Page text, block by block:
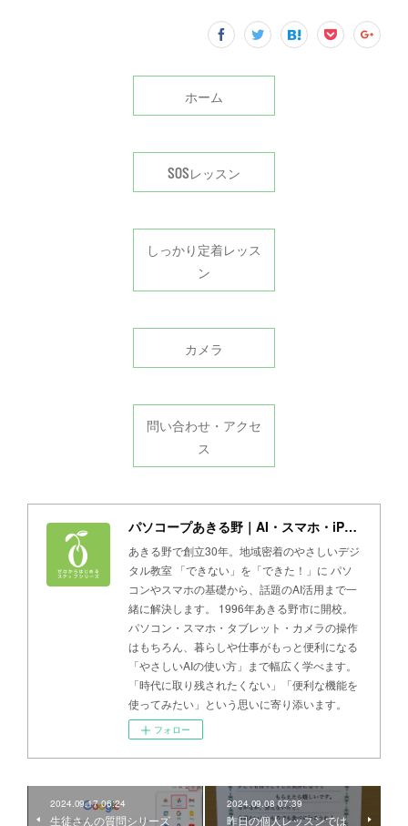
ホーム
SOSレッスン
しっかり定着レッス
ン
カメラ
問い合わせ・アクセ
ス
パソコープあきる野｜AI・スマホ・iPad・パソコン教室
あきる野で創立30年。地域密着のやさしいデジ
タル教室 「できない」を「できた！」に パソ
コンやスマホの基礎から、話題のAI活用まで一
緒に解決します。 1996年あきる野市に開校。
パソコン・スマホ・タブレット・カメラの操作
はもちろん、暮らしや仕事がもっと便利になる
「やさしいAIの使い方」まで幅広く学べます。
「時代に取り残されたくない」「便利な機能を
使ってみたい」という思いに寄り添います。
フォロー
2024.09.17 06:24
生徒さんの質問シリーズ
2024.09.08 07:39
昨日の個人レッスンでは